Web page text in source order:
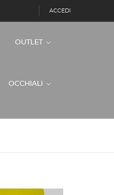
ACCEDI
OUTLET
OCCHIALI